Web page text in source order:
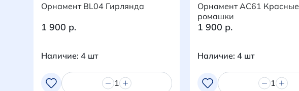
Орнамент BL04 Гирлянда
1 900 р.
Наличие: 4 шт
1
Орнамент AC61 Красные
ромашки
1 900 р.
Наличие: 4 шт
1